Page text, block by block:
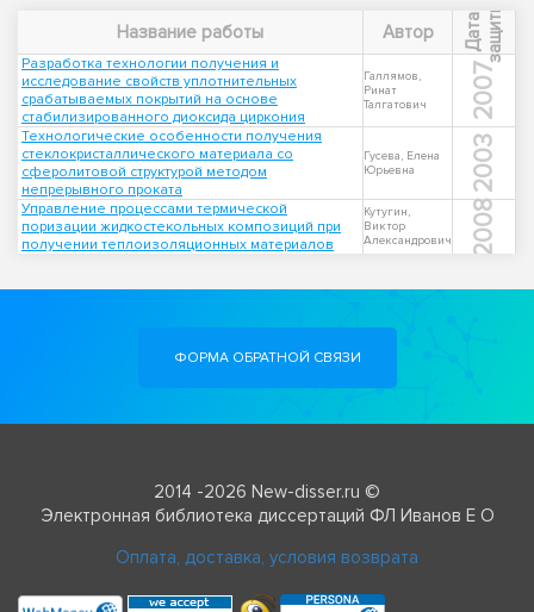
Название работы Автор Д
а
т
а
з
а
щ
и
т ы
Разработка технологии получения и
исследование свойств уплотнительных
срабатываемых покрытий на основе
стабилизированного диоксида циркония
Галлямов,
Ринат
Талгатович
2007
Технологические особенности получения
стеклокристаллического материала со
сферолитовой структурой методом
непрерывного проката
Гусева, Елена
Юрьевна
2003
Управление процессами термической
поризации жидкостекольных композиций при
получении теплоизоляционных материалов
Кутугин,
Виктор
Александрович
2008
ФОРМА ОБРАТНОЙ СВЯЗИ
2014 -2026 New-disser.ru ©
Электронная библиотека диссертаций ФЛ Иванов Е О
Оплата, доставка, условия возврата